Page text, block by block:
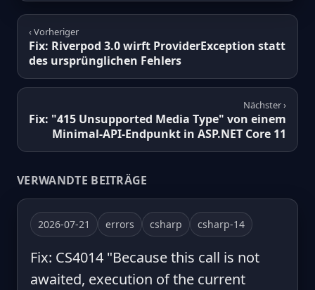
‹ Vorheriger
Fix: Riverpod 3.0 wirft ProviderException statt
des ursprünglichen Fehlers
Nächster ›
Fix: "415 Unsupported Media Type" von einem
Minimal-API-Endpunkt in ASP.NET Core 11
VERWANDTE BEITRÄGE
2026-07-21 errors csharp csharp-14
Fix: CS4014 "Because this call is not
awaited, execution of the current